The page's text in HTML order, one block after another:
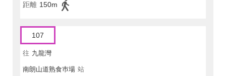
距離 150m
107
往 九龍灣
南朗山道熟食巿場 站